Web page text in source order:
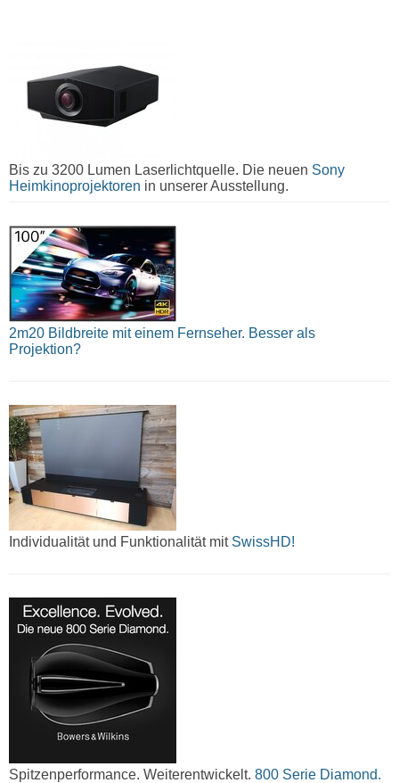
Bis zu 3200 Lumen Laserlichtquelle. Die neuen Sony
Heimkinoprojektoren in unserer Ausstellung.
2m20 Bildbreite mit einem Fernseher. Besser als
Projektion?
Individualität und Funktionalität mitSwissHD!
Spitzenperformance. Weiterentwickelt. 800 Serie Diamond.